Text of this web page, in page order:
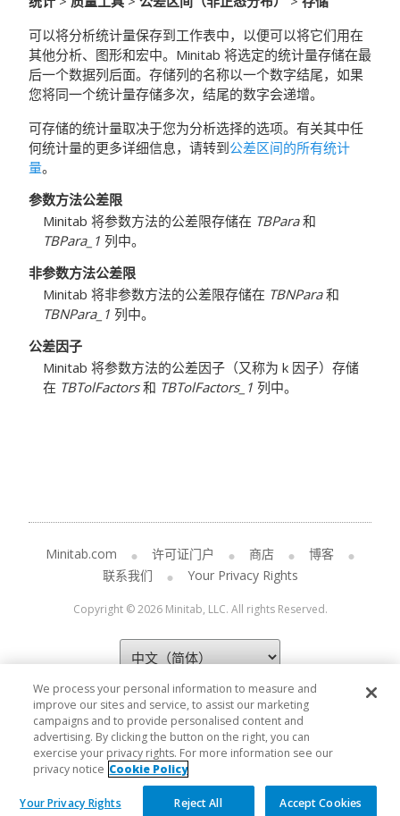
可以将分析统计量保存到工作表中，以便可以将它们用在
其他分析、图形和宏中。Minitab 将选定的统计量存储在最
后一个数据列后面。存储列的名称以一个数字结尾，如果
您将同一个统计量存储多次，结尾的数字会递增。
可存储的统计量取决于您为分析选择的选项。有关其中任
何统计量的更多详细信息，请转到公差区间的所有统计
量。
参数方法公差限
Minitab 将参数方法的公差限存储在 TBPara和
TBPara_1 列中。
非参数方法公差限
Minitab 将非参数方法的公差限存储在 TBNPara和
TBNPara_1 列中。
公差因子
Minitab 将参数方法的公差因子（又称为 k 因子）存储
在 TBTolFactors和 TBTolFactors_1 列中。
Minitab.com 许可证门户 商店
博客
联系我们
Your Privacy Rights
Copyright © 2026 Minitab, LLC. All rights Reserved.
We process your personal information to measure and
improve our sites and service, to assist our marketing
campaigns and to provide personalised content and
advertising. By clicking the button on the right, you can
exercise your privacy rights. For more information see our
privacy notice Cookie Policy
Your Privacy Rights Reject All Accept Cookies